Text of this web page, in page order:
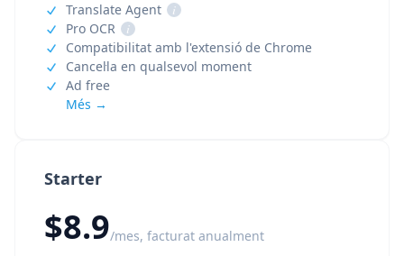
Starter
$8.9/mes, facturat anualment
Translate Agent
i
Pro OCR
i
Compatibilitat amb l'extensió de Chrome
Cancel·la en qualsevol moment
Ad free
Més →